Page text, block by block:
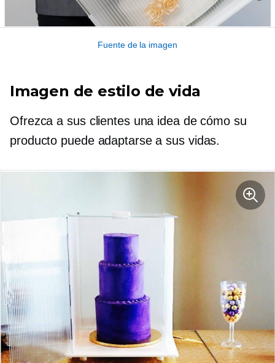
Fuente de la imagen
Imagen de estilo de vida
Ofrezca a sus clientes una idea de cómo su
producto puede adaptarse a sus vidas.